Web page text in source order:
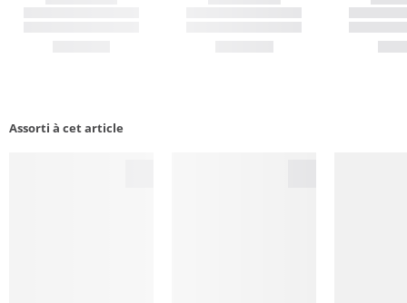
Assorti à cet article